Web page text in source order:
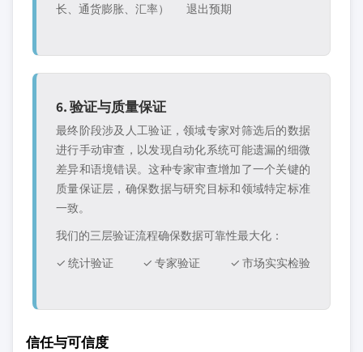
长、通货膨胀、汇率）
退出预期
6. 验证与质量保证
最终阶段涉及人工验证，领域专家对筛选后的数据
进行手动审查，以发现自动化系统可能遗漏的细微
差异和语境错误。这种专家审查增加了一个关键的
质量保证层，确保数据与研究目标和领域特定标准
一致。
我们的三层验证流程确保数据可靠性最大化：
✓ 统计验证
✓ 专家验证 ✓ 市场实实检验
信任与可信度